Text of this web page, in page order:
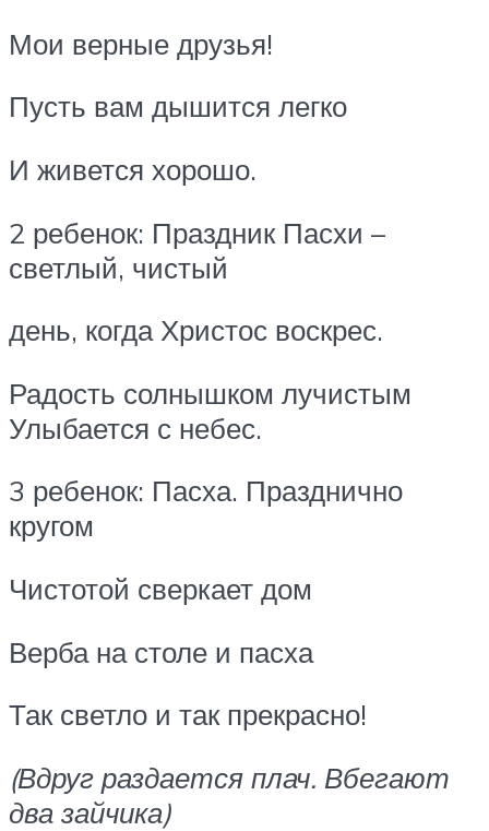
Мои верные друзья!
Пусть вам дышится легко
И живется хорошо.
2 ребенок: Праздник Пасхи –
светлый, чистый
день, когда Христос воскрес.
Радость солнышком лучистым
Улыбается с небес.
3 ребенок: Пасха. Празднично
кругом
Чистотой сверкает дом
Верба на столе и пасха
Так светло и так прекрасно!
(Вдруг раздается плач. Вбегают
два зайчика)